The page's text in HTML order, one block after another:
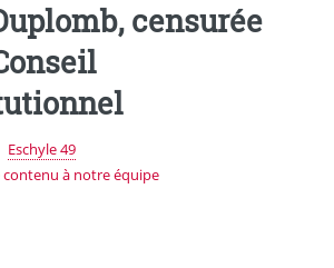
censurée
Eschyle 49
contenu à notre équipe